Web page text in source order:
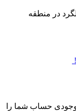
در منطقه
حساب شما را